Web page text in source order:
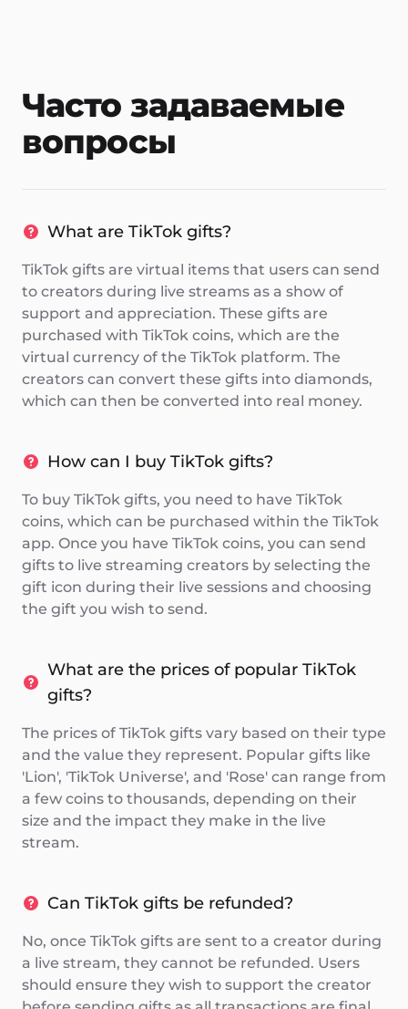
Часто задаваемые
вопросы
What are TikTok gifts?
TikTok gifts are virtual items that users can send
to creators during live streams as a show of
support and appreciation. These gifts are
purchased with TikTok coins, which are the
virtual currency of the TikTok platform. The
creators can convert these gifts into diamonds,
which can then be converted into real money.
How can I buy TikTok gifts?
To buy TikTok gifts, you need to have TikTok
coins, which can be purchased within the TikTok
app. Once you have TikTok coins, you can send
gifts to live streaming creators by selecting the
gift icon during their live sessions and choosing
the gift you wish to send.
What are the prices of popular TikTok
gifts?
The prices of TikTok gifts vary based on their type
and the value they represent. Popular gifts like
'Lion', 'TikTok Universe', and 'Rose' can range from
a few coins to thousands, depending on their
size and the impact they make in the live
stream.
Can TikTok gifts be refunded?
No, once TikTok gifts are sent to a creator during
a live stream, they cannot be refunded. Users
should ensure they wish to support the creator